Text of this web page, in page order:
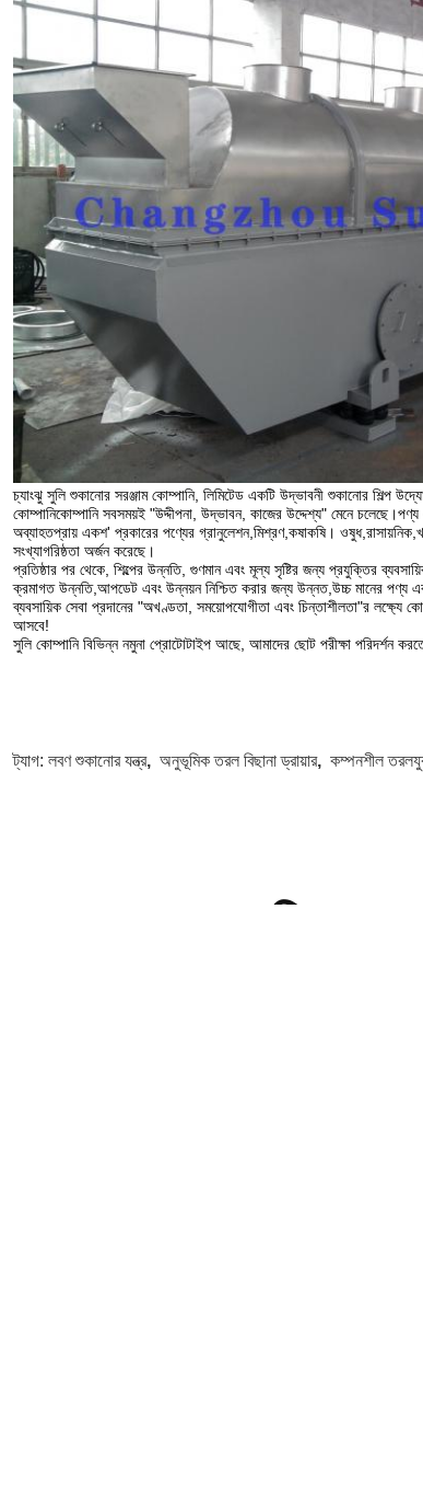
চ্যাংঝু সুলি শুকানোর সরঞ্জাম কোম্পানি, লিমিটেড একটি উদ্ভাবনী শুকানোর শিল্প
কোম্পানিকোম্পানি সবসময়ই "উদ্দীপনা, উদ্ভাবন, কাজের উদ্দেশ্য" মেনে
অব্যাহতপ্রায় একশ' প্রকারের পণ্যের গ্রানুলেশন,মিশ্রণ,কষাকষি।
সংখ্যাগরিষ্ঠতা অর্জন করেছে।
প্রতিষ্ঠার পর থেকে, শিল্পের উন্নতি, গুণমান এবং মূল্য সৃষ্টির জন্য প্রযুক্তির
ক্রমাগত উন্নতি,আপডেট এবং উন্নয়ন নিশ্চিত করার জন্য উন্নত,উচ্চ মানের পণ্য
ব্যবসায়িক সেবা প্রদানের "অখণ্ডতা, সময়োপযোগীতা এবং চিন্তাশীলতা"র লক্ষ্যে
আসবে!
সুলি কোম্পানি বিভিন্ন নমুনা প্রোটোটাইপ আছে, আমাদের ছোট পরীক্ষা পরিদর্শন
ট্যাগ: লবণ শুকানোর যন্ত্র, অনুভূমিক তরল বিছানা ড্রায়ার, কম্পনশীল
প্রস্তাবিত পণ্য